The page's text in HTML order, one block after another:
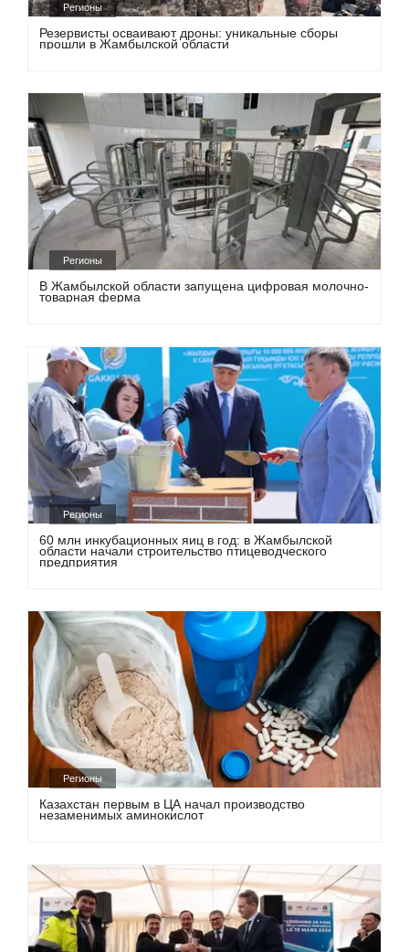
Регионы
Резервисты осваивают дроны: уникальные сборы
прошли в Жамбылской области
Регионы
В Жамбылской области запущена цифровая молочно-
товарная ферма
Регионы
60 млн инкубационных яиц в год: в Жамбылской
области начали строительство птицеводческого
предприятия
Регионы
Казахстан первым в ЦА начал производство
незаменимых аминокислот